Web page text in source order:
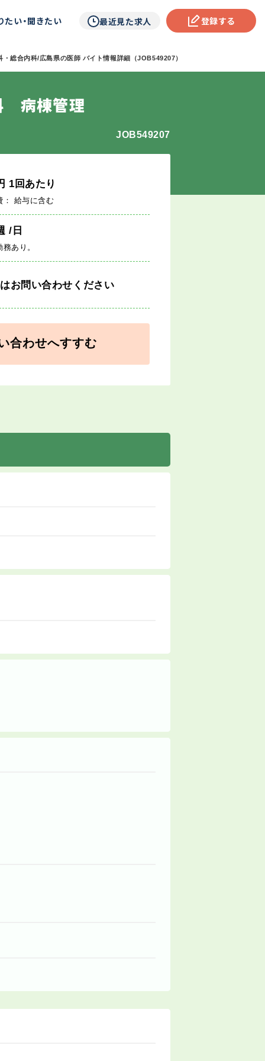
たい・聞きたい 最近見た求人 登録する
・総合内科/広島県の医師 バイト情報詳細（JOB549207）
病棟管理
JOB549207
1回あたり
： 給与に含む
/日
あり。
お問い合わせください
合わせへすすむ